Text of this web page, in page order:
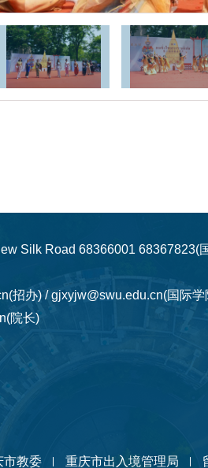
Silk Road 68366001 68367823(
招办) / gjxyjw@swu.edu.cn(国际学
院长)
市教委 重庆市出入境管理局